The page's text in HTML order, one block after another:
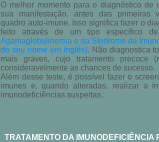
O melhor momento para o diagnóstico de
sua manifestação, antes das primeiras
quadro auto-imune. Isso significa fazer o
feito através de um tipo específico
Agamaglobulinemia e da Síndrome da
do seu nome em inglês). Não diagnostica
mais graves, cujo tratamento precoce
consideravelmente as chances de sucesso.
Além desse teste, é possível fazer o
imunes e, quando alteradas, realizar a
imunodeficiências suspeitas.
TRATAMENTO DA IMUNODEFICIÊNCIA